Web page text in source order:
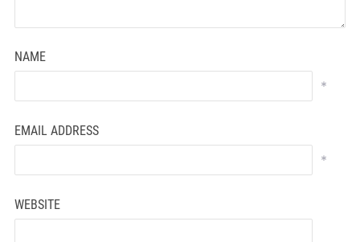
NAME
*
EMAIL ADDRESS
*
WEBSITE